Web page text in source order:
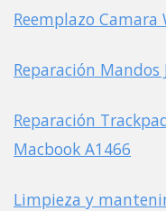
Reemplazo Camara
Reparación Mandos
Reparación
Macbook A1466
Limpieza y